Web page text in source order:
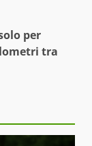
per
tra